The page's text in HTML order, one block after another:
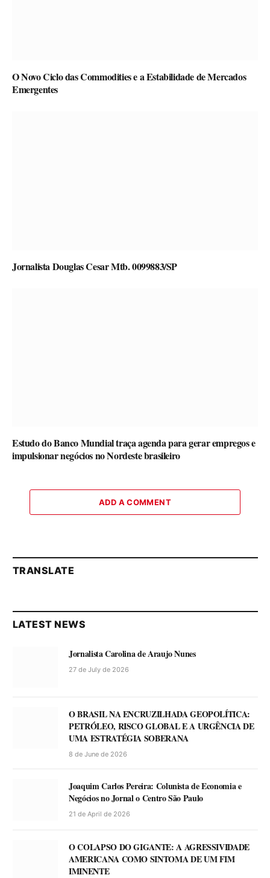
O Novo Ciclo das Commodities e a Estabilidade de Mercados
Emergentes
Jornalista Douglas Cesar Mtb. 0099883/SP
Estudo do Banco Mundial traça agenda para gerar empregos e
impulsionar negócios no Nordeste brasileiro
ADD A COMMENT
TRANSLATE
LATEST NEWS
Jornalista Carolina de Araujo Nunes
27 de July de 2026
O BRASIL NA ENCRUZILHADA GEOPOLÍTICA:
PETRÓLEO, RISCO GLOBAL E A URGÊNCIA DE
UMA ESTRATÉGIA SOBERANA
8 de June de 2026
Joaquim Carlos Pereira: Colunista de Economia e
Negócios no Jornal o Centro São Paulo
21 de April de 2026
O COLAPSO DO GIGANTE: A AGRESSIVIDADE
AMERICANA COMO SINTOMA DE UM FIM
IMINENTE